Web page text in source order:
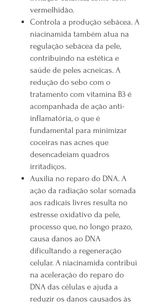
vermelhidão.
Controla a produção sebácea. A
niacinamida também atua na
regulação sebácea da pele,
contribuindo na estética e
saúde de peles acneicas. A
redução do sebo com o
tratamento com vitamina B3 é
acompanhada de ação anti-
inflamatória, o que é
fundamental para minimizar
coceiras nas acnes que
desencadeiam quadros
irritadiços.
Auxilia no reparo do DNA. A
ação da radiação solar somada
aos radicais livres resulta no
estresse oxidativo da pele,
processo que, no longo prazo,
causa danos ao DNA
dificultando a regeneração
celular. A niacinamida contribui
na aceleração do reparo do
DNA das células e ajuda a
reduzir os danos causados às